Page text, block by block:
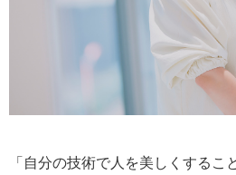
「自分の技術で人を美しくする